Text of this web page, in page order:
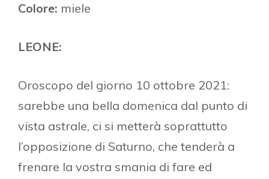
Colore: miele
LEONE:
Oroscopo del giorno 10 ottobre 2021:
sarebbe una bella domenica dal punto di
vista astrale, ci si metterà soprattutto
l’opposizione di Saturno, che tenderà a
frenare la vostra smania di fare ed